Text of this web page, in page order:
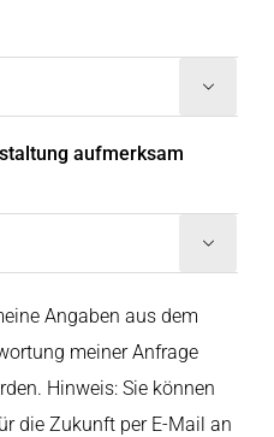

aufmerksam

Angaben aus dem
meiner Anfrage
Hinweis: Sie können
die Zukunft per E-Mail an